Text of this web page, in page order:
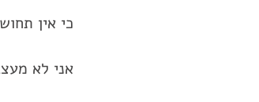
כי אין
אני לא